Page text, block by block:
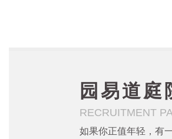
园易道庭
RECRUITMENT
如果你正值年轻，有